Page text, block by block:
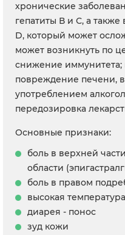
хронические
гепатиты В и С, а также
D, который может
может возникнуть по
снижение
повреждение печени,
употреблением
передозировка
Основные признаки:
боль в верхней
области
боль в правом
высокая
диарея - понос
зуд кожи